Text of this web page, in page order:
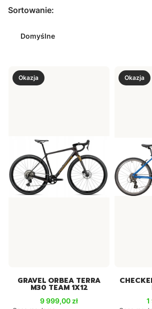
Lista produktów
Sortowanie:
Domyślne
Okazja
GRAVEL ORBEA TERRA
M30 TEAM 1X12
Cena promocyjna
9 999,00 zł
Okazja
1